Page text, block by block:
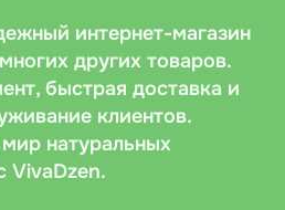
интернет-магазин
других товаров.
быстрая доставка и
клиентов.
натуральных
VivaDzen.